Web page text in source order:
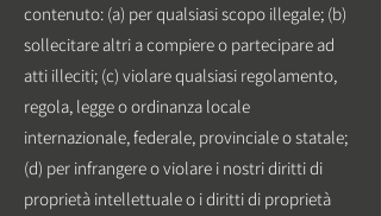
contenuto: (a) per qualsiasi scopo illegale; (b)
sollecitare altri a compiere o partecipare ad
atti illeciti; (c) violare qualsiasi regolamento,
regola, legge o ordinanza locale
internazionale, federale, provinciale o statale;
(d) per infrangere o violare i nostri diritti di
proprietà intellettuale o i diritti di proprietà